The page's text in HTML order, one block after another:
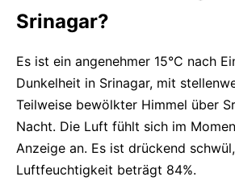
Srinagar?
Es ist ein angenehmer 15°C nach
Dunkelheit in Srinagar, mit
Teilweise bewölkter Himmel über
Nacht. Die Luft fühlt sich im
Anzeige an. Es ist drückend
Luftfeuchtigkeit beträgt 84%.